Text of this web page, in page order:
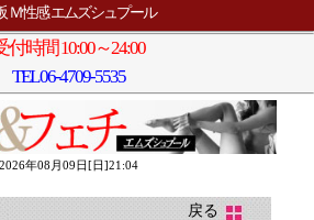
Ｍ性感 エムズシュプール
付時間 10:00～24:00
TEL06-4709-5535
2026年08月09日[日]21:04
戻る